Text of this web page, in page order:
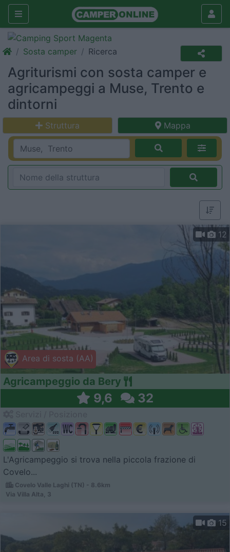
Sosta camper Ricerca
Agriturismi con sosta camper e
agricampeggi a Muse, Trento e
dintorni
Struttura Mappa
Area di sosta (AA)
12
Agricampeggio da Bery
9,6 32
L'Agricampeggio si trova nella piccola frazione di
Covelo...
Covelo Valle Laghi (TN) - 8.6km
Via Villa Alta, 3
15